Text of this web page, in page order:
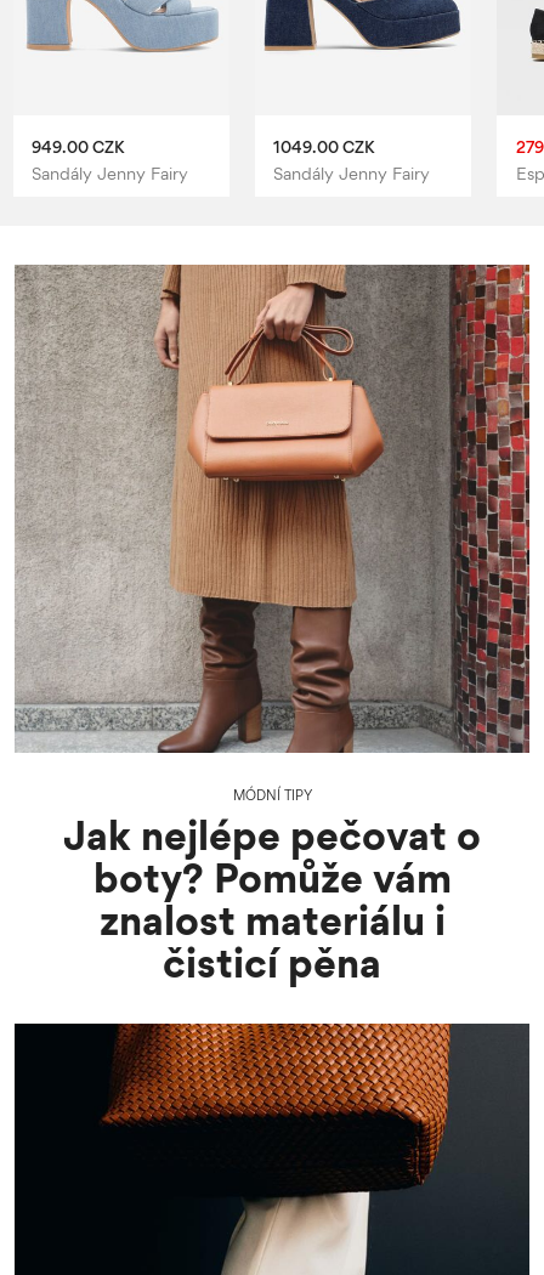
Sandály Jenny Fairy
949.00 CZK
Sandály Jenny Fairy
1049.00 CZK
MÓDNÍ TIPY
Jak nejlépe pečovat o
boty? Pomůže vám
znalost materiálu i
čisticí pěna